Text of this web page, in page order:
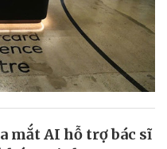
mắt AI hỗ trợ bác sĩ